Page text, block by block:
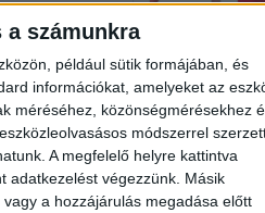
a számunkra
például sütik formájában, és
információkat, amelyeket az
méréséhez, közönségmérésekhez
módszerrel
A megfelelő helyre kattintva
adatkezelést végezzünk. Másik
a hozzájárulás megadása előtt
60 1